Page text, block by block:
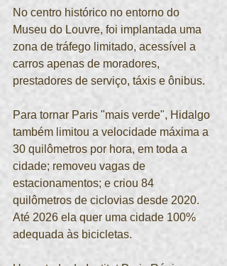
No centro histórico no entorno do
Museu do Louvre, foi implantada uma
zona de tráfego limitado, acessível a
carros apenas de moradores,
prestadores de serviço, táxis e ônibus.
Para tornar Paris "mais verde", Hidalgo
também limitou a velocidade máxima a
30 quilômetros por hora, em toda a
cidade; removeu vagas de
estacionamentos; e criou 84
quilômetros de ciclovias desde 2020.
Até 2026 ela quer uma cidade 100%
adequada às bicicletas.